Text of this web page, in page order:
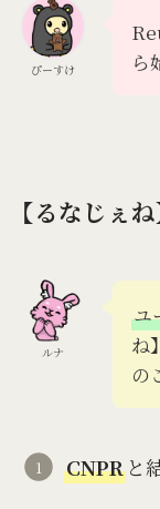
ぴーすけ
ら
【るなじぇ
ルナ
ユ
ね
の
CNPR と